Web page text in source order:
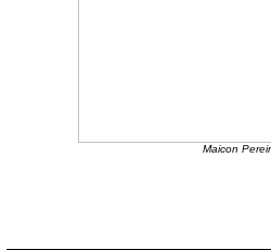
Maicon